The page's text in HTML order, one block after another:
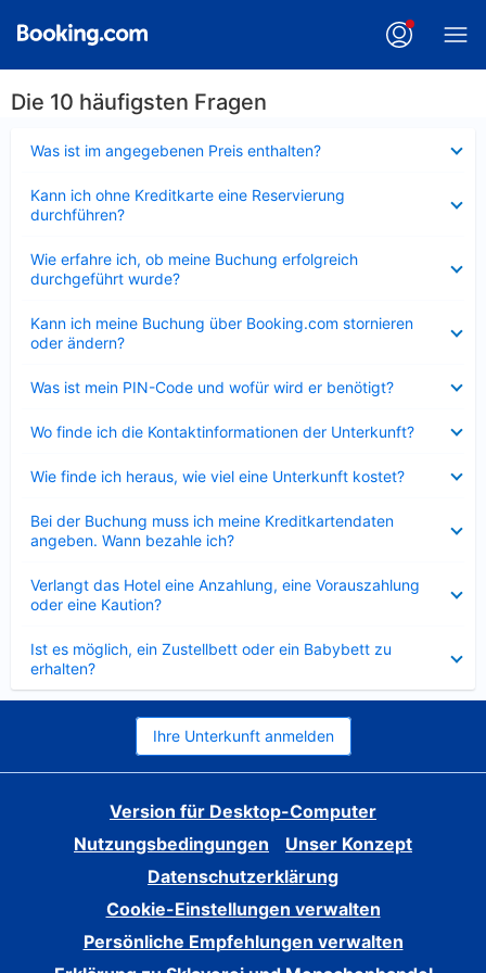
Die 10 häufigsten Fragen
Was ist im angegebenen Preis enthalten?
Kann ich ohne Kreditkarte eine Reservierung
durchführen?
Wie erfahre ich, ob meine Buchung erfolgreich
durchgeführt wurde?
Kann ich meine Buchung über Booking.com stornieren
oder ändern?
Was ist mein PIN-Code und wofür wird er benötigt?
Wo finde ich die Kontaktinformationen der Unterkunft?
Wie finde ich heraus, wie viel eine Unterkunft kostet?
Bei der Buchung muss ich meine Kreditkartendaten
angeben. Wann bezahle ich?
Verlangt das Hotel eine Anzahlung, eine Vorauszahlung
oder eine Kaution?
Ist es möglich, ein Zustellbett oder ein Babybett zu
erhalten?
Ihre Unterkunft anmelden
Version für Desktop-Computer
Nutzungsbedingungen
Unser Konzept
Datenschutzerklärung
Cookie-Einstellungen verwalten
Persönliche Empfehlungen verwalten